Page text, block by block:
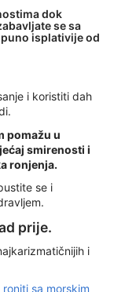
dok
se sa
isplativije od
i koristiti dah
pomažu u
smirenosti i
ronjenja.
se i
prije.
i
roniti sa morskim